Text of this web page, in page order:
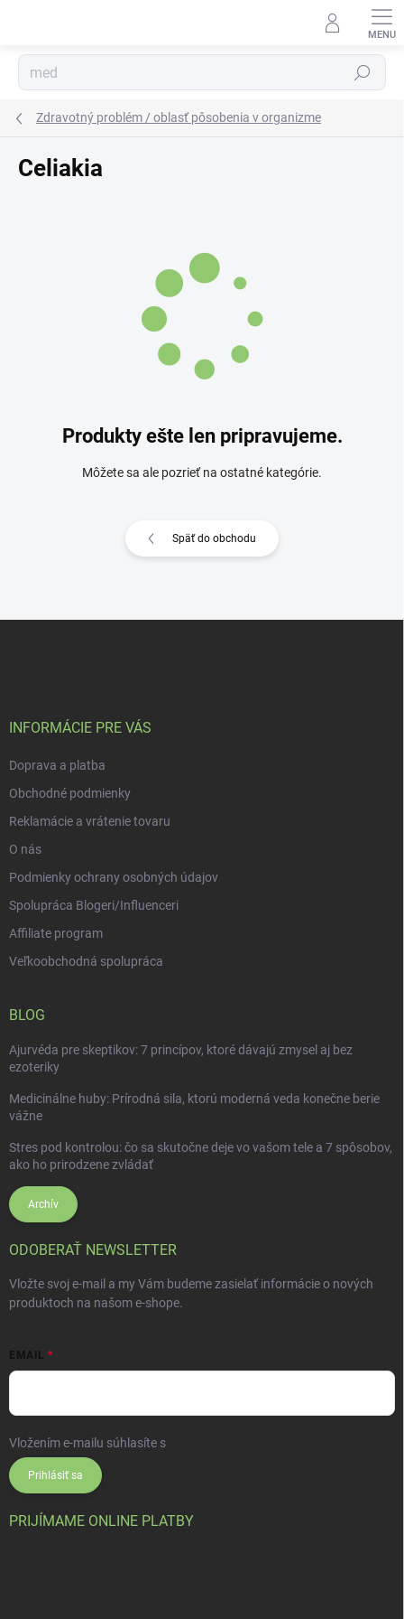
Hľadať
Zdravotný problém / oblasť pôsobenia v organizme
Celiakia
Produkty ešte len pripravujeme.
Môžete sa ale pozrieť na ostatné kategórie.
Späť do obchodu
INFORMÁCIE PRE VÁS
Doprava a platba
Obchodné podmienky
Reklamácie a vrátenie tovaru
O nás
Podmienky ochrany osobných údajov
Spolupráca Blogeri/Influenceri
Affiliate program
Veľkoobchodná spolupráca
BLOG
Ajurvéda pre skeptikov: 7 princípov, ktoré dávajú zmysel aj bez
ezoteriky
Medicinálne huby: Prírodná sila, ktorú moderná veda konečne berie
vážne
Stres pod kontrolou: čo sa skutočne deje vo vašom tele a 7 spôsobov,
ako ho prirodzene zvládať
Archív
ODOBERAŤ NEWSLETTER
Vložte svoj e-mail a my Vám budeme zasielať informácie o nových
produktoch na našom e-shope.
EMAIL
Vložením e-mailu súhlasíte s
Prihlásiť sa
PRIJÍMAME ONLINE PLATBY